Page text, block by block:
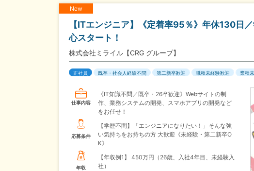
New
【ITエンジニア】《定着率95％》年休130日
心スタート！
株式会社ミライル【CRG グループ】
正社員 既卒・社会人経験不問 第二新卒歓迎 職種未経験歓迎 業種
仕事内容
《IT知識不問／既卒・26卒歓迎》Webサイトの制
作、業務システムの開発、スマホアプリの開発など
をお任せ！
応募条件
【学歴不問】「エンジニアになりたい！」そんな強
い気持ちをお持ちの方 大歓迎《未経験・第二新卒O
K》
年収
【年収例1】
450万円（26歳、入社4年目、未経験入
社）